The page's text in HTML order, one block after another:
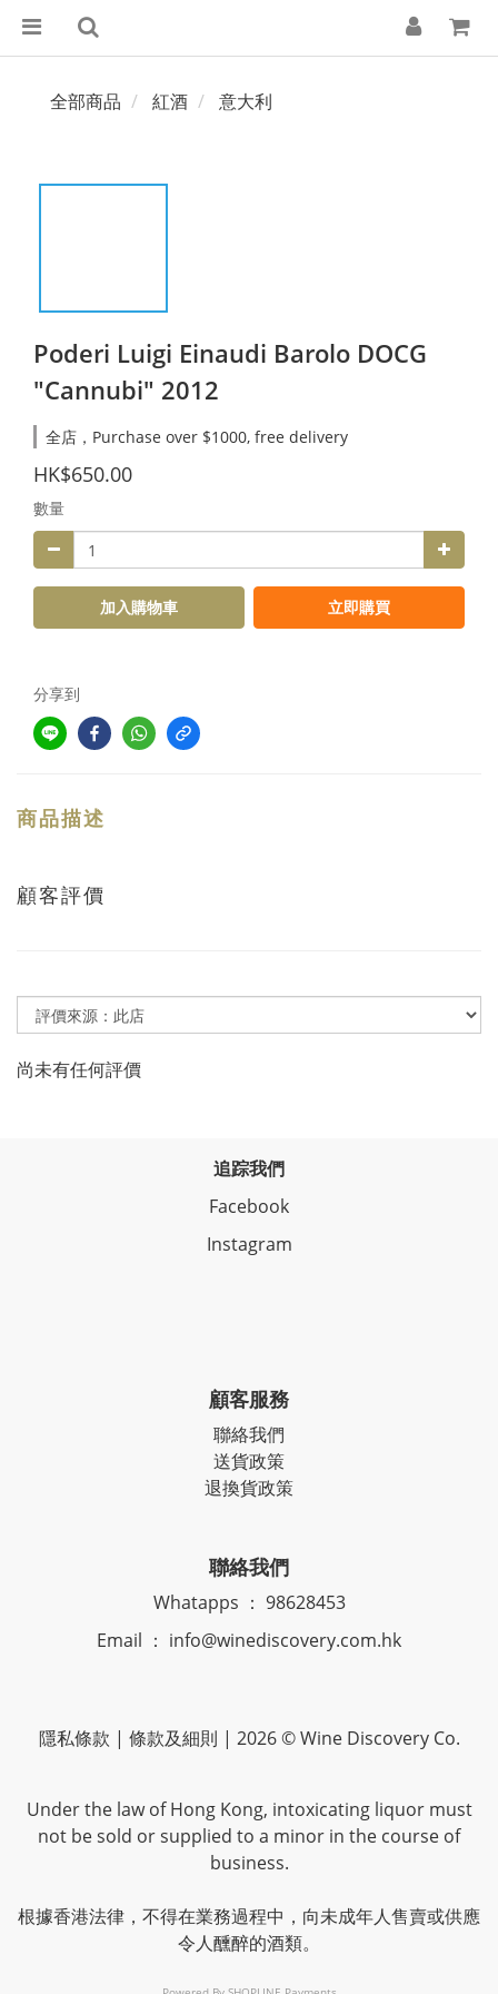
全部商品 紅酒 意大利
Poderi Luigi Einaudi Barolo DOCG
"Cannubi" 2012
全店，Purchase over $1000, free delivery
HK$650.00
數量
加入購物車 立即購買
分享到
商品描述
顧客評價
尚未有任何評價
追踪我們
Facebook
Instagram
顧客服務
聯絡我們
送貨政策
退換貨政策
聯絡我們
Whatapps ： 98628453
Email ： info@winediscovery.com.hk
隱私條款 | 條款及細則 | 2026 © Wine Discovery Co.
Under the law of Hong Kong, intoxicating liquor must
not be sold or supplied to a minor in the course of
business.
根據香港法律，不得在業務過程中，向未成年人售賣或供應
令人醺醉的酒類。